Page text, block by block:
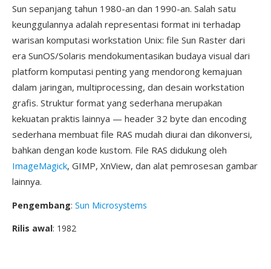
Sun sepanjang tahun 1980-an dan 1990-an. Salah satu
keunggulannya adalah representasi format ini terhadap
warisan komputasi workstation Unix: file Sun Raster dari
era SunOS/Solaris mendokumentasikan budaya visual dari
platform komputasi penting yang mendorong kemajuan
dalam jaringan, multiprocessing, dan desain workstation
grafis. Struktur format yang sederhana merupakan
kekuatan praktis lainnya — header 32 byte dan encoding
sederhana membuat file RAS mudah diurai dan dikonversi,
bahkan dengan kode kustom. File RAS didukung oleh
ImageMagick, GIMP, XnView, dan alat pemrosesan gambar
lainnya.
Pengembang: Sun Microsystems
Rilis awal: 1982